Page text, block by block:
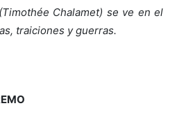
Chalamet) se ve en el
traiciones y guerras.